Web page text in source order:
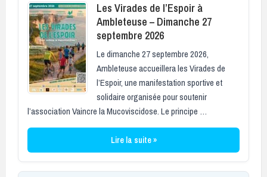
Les Virades de l’Espoir à
Ambleteuse – Dimanche 27
septembre 2026
Le dimanche 27 septembre 2026,
Ambleteuse accueillera les Virades de
l’Espoir, une manifestation sportive et
solidaire organisée pour soutenir
l’association Vaincre la Mucoviscidose. Le principe …
Lire la suite »